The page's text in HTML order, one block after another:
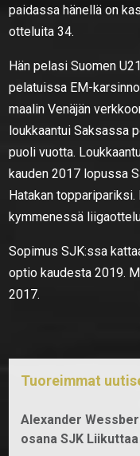
paidassa hänellä on
otteluita 34.
Hän pelasi Suomen
pelatuissa EM-
maalin Venäjän
loukkaantui Saksassa
puoli vuotta.
kauden 2017 lopussa
Hatakan topparipariksi.
kymmenessä
Sopimus SJK:ssa
optio kaudesta 2019.
2017.
Tuoreimmat
Alexander
osana SJK